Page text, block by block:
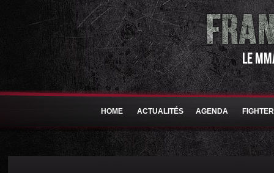
LE
HOME ACTUALITÉS AGENDA